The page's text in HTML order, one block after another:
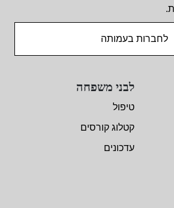
לחברות בעמותה
לבני משפחה
טיפול
קטלוג קורסים
עדכונים